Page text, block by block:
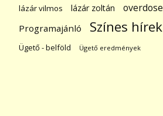
lázár vilmos lázár zoltán overdose
Programajánló Színes hírek
Ügető - belföld Ügető eredmények